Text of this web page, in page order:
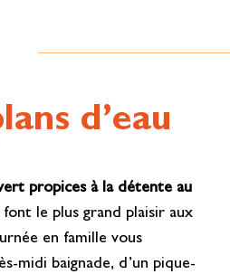
d’eau
propices à la détente au
le plus grand plaisir aux
en famille vous
midi baignade, d’un pique-